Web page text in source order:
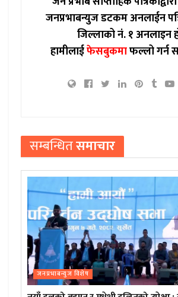
जनप्रभाबन्युज डटकम अनलाईन
जिल्लाको नं. १ अनलाइन
हामीलाईफेसबुकमाफल्लो गर्न
सम्बन्धितसमाचार
जनप्रभाबन्युज विशेष